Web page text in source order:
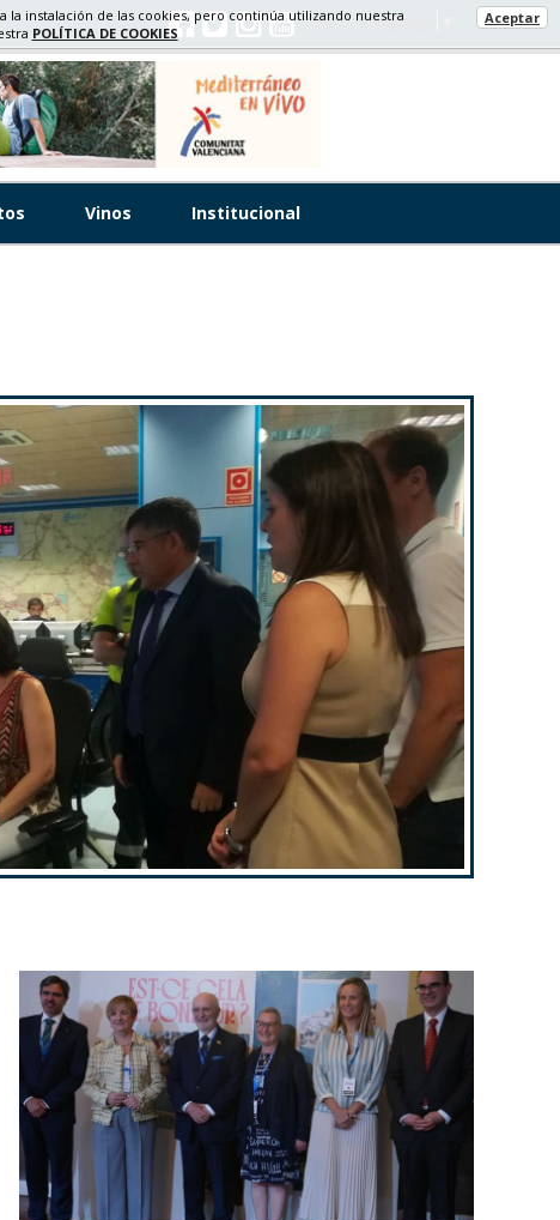
Select Language
Vinos Institucional
la instalación de las cookies, pero continúa utilizando nuestra
POLÍTICA DE COOKIES
Aceptar